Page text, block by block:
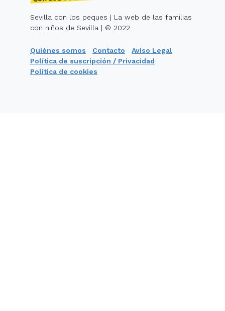
Sevilla con los peques | La web de las familias
con niños de Sevilla | © 2022
Quiénes somos Contacto
Aviso Legal
Política de suscripción / Privacidad
Política de cookies